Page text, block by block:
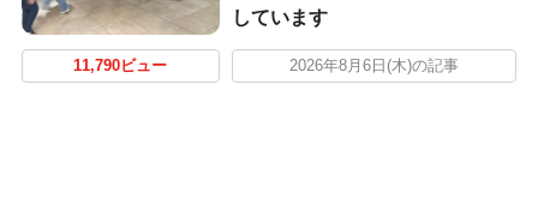
しています
11,790ビュー 2026年8月6日(木)の記事